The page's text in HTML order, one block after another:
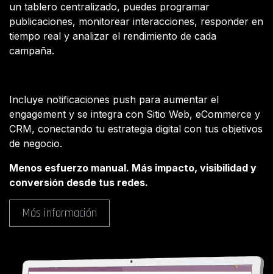
un tablero centralizado, puedes programar
publicaciones, monitorear interacciones, responder en
tiempo real y analizar el rendimiento de cada
campaña.
Incluye notificaciones push para aumentar el
engagement y se integra con Sitio Web, eCommerce y
CRM, conectando tu estrategia digital con tus objetivos
de negocio.
Menos esfuerzo manual. Más impacto, visibilidad y
conversión desde tus redes.
Más información